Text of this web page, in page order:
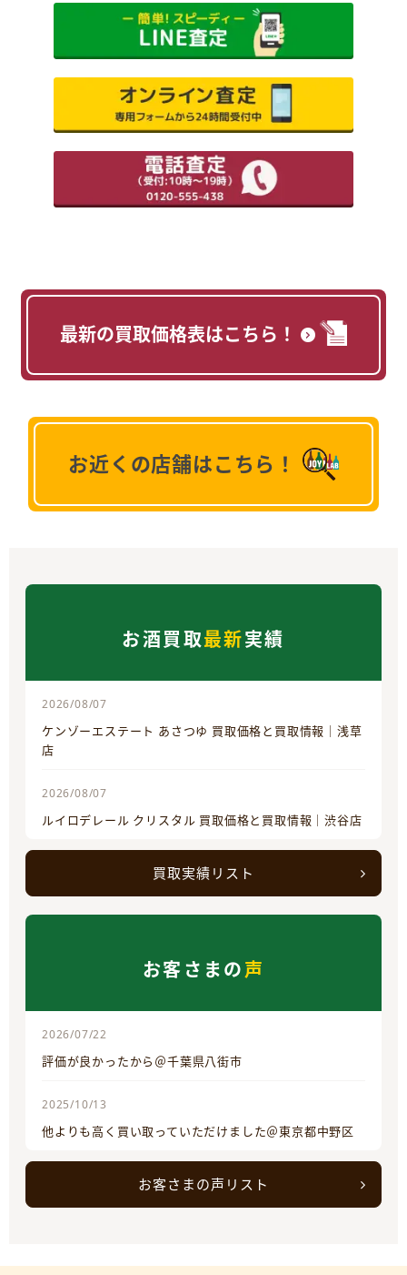
最新の買取価格表はこちら！
お近くの店舗はこちら！
お酒買取最新実績
2026/08/07
ケンゾーエステート あさつゆ 買取価格と買取情報｜浅草
店
2026/08/07
ルイロデレール クリスタル 買取価格と買取情報｜渋谷店
買取実績リスト
お客さまの声
2026/07/22
評価が良かったから＠千葉県八街市
2025/10/13
他よりも高く買い取っていただけました＠東京都中野区
お客さまの声リスト